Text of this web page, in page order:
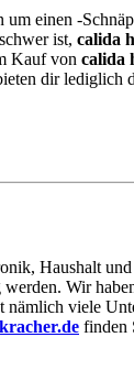
einen -
ist, calida
Kauf von calida
dir lediglich
Haushalt
Wir
nämlich viele
finden